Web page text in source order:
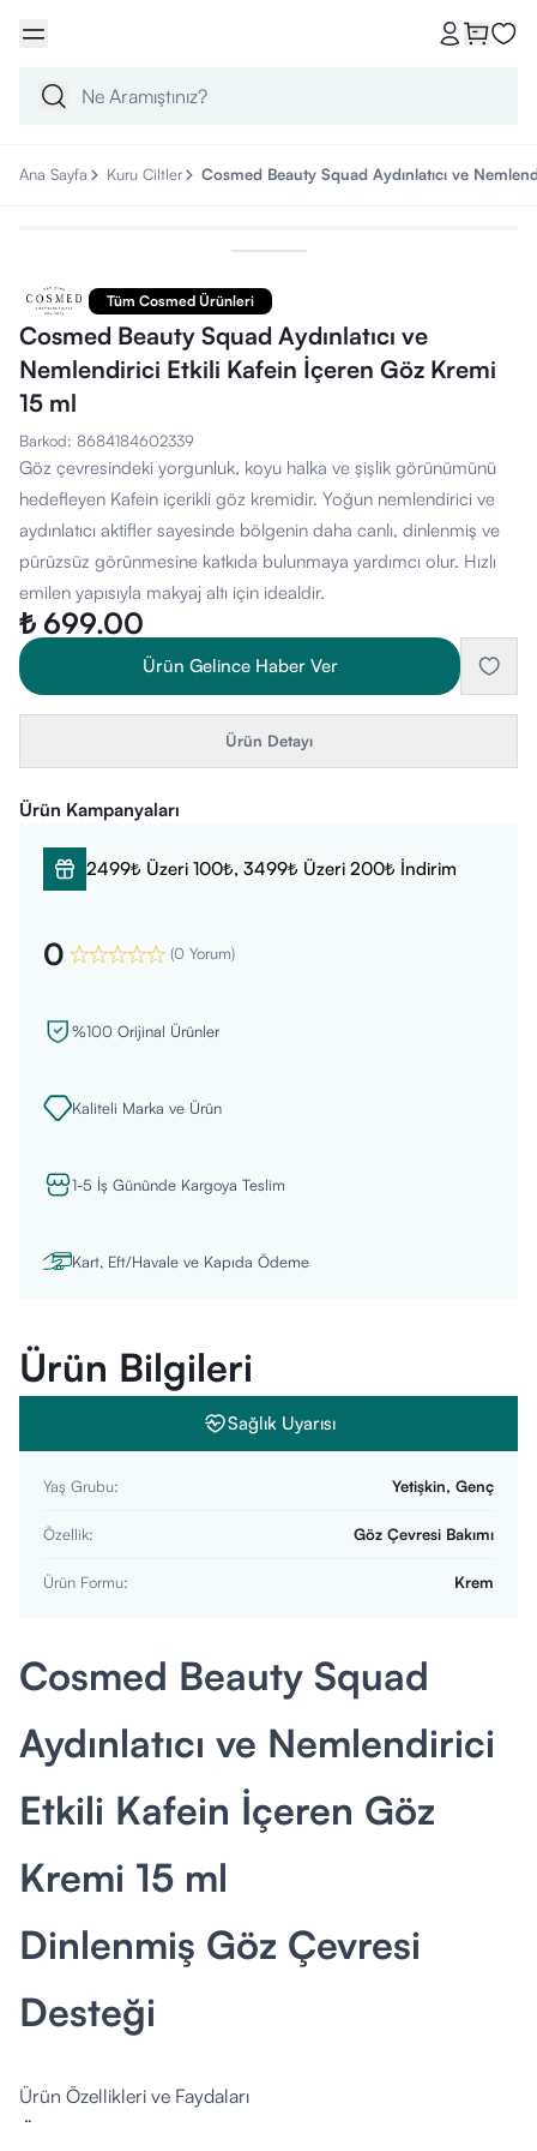
Ana Sayfa Kuru Ciltler Cosmed Beauty Squad Aydınlatıcı ve
Tüm Cosmed Ürünleri
Cosmed Beauty Squad Aydınlatıcı ve
Nemlendirici Etkili Kafein İçeren Göz Kremi
15 ml
Barkod: 8684184602339
Göz çevresindeki yorgunluk, koyu halka ve şişlik görünümünü
hedefleyen Kafein içerikli göz kremidir. Yoğun nemlendirici ve
aydınlatıcı aktifler sayesinde bölgenin daha canlı, dinlenmiş ve
pürüzsüz görünmesine katkıda bulunmaya yardımcı olur. Hızlı
emilen yapısıyla makyaj altı için idealdir.
₺ 699.00
Ürün Gelince Haber Ver
Ürün Detayı
Ürün Kampanyaları
2499₺ Üzeri 100₺, 3499₺ Üzeri 200₺ İndirim
0 (0 Yorum)
%100 Orijinal Ürünler
Kaliteli Marka ve Ürün
1-5 İş Gününde Kargoya Teslim
Kart, Eft/Havale ve Kapıda Ödeme
Ürün Bilgileri
Sağlık Uyarısı
Yaş Grubu: Yetişkin, Genç
Özellik: Göz Çevresi Bakımı
Ürün Formu: Krem
Cosmed Beauty Squad
Aydınlatıcı ve Nemlendirici
Etkili Kafein İçeren Göz
Kremi 15 ml
Dinlenmiş Göz Çevresi
Desteği
Ürün Özellikleri ve Faydaları